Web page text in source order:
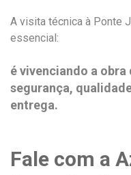
A visita técnica à Ponte
essencial:
é vivenciando a
segurança,
entrega.
Fale com a